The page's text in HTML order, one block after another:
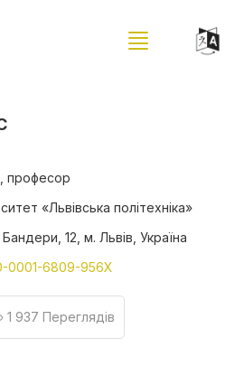
професор
«Львівська політехніка»
12, м. Львів, Україна
0001-6809-956X
1 937 Переглядів